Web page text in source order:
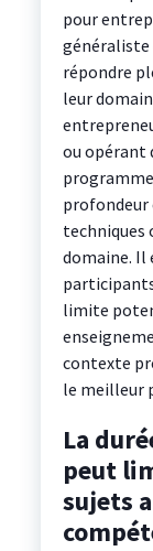
pour
généraliste
répondre
leur
ou opérant
profondeur
techniques
domaine. Il
limite
contexte
le meilleur
La
peut
sujets